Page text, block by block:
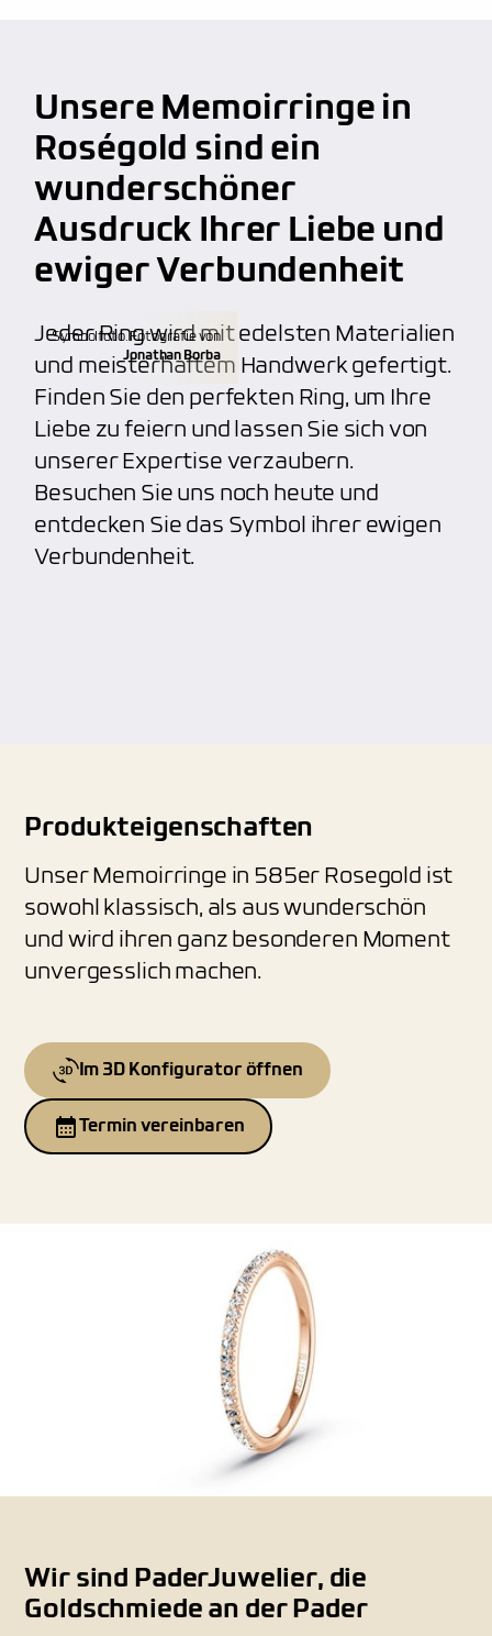
100% Nickelfrei
hoher Qualitätsstandard, unabhängig von dem
Budget
kostenfreie Weitenänderung
(verkleinern,
vergrößern)
kostenfreie Aufarbeitung(polieren, mattieren)
individuelle Gravuren(Fingerabdruck, etc.)
Anfertigung von individuellen Trauringen
Unsere Memoirringe in
Roségold sind ein
wunderschöner
Ausdruck Ihrer Liebe und
ewiger Verbundenheit
Jeder Ring wird mit edelsten Materialien
und meisterhaftem Handwerk gefertigt.
Finden Sie den perfekten Ring, um Ihre
Liebe zu feiern und lassen Sie sich von
unserer Expertise verzaubern.
Besuchen Sie uns noch heute und
entdecken Sie das Symbol ihrer ewigen
Verbundenheit.
Symbolfoto. Fotografie von
Jonathan Borba
Produkteigenschaften
Unser Memoirringe in 585er Rosegold ist
sowohl klassisch, als aus wunderschön
und wird ihren ganz besonderen Moment
unvergesslich machen.
Im 3D Konfigurator öffnen
Termin vereinbaren
Wir sind PaderJuwelier, die
Goldschmiede an der Pader